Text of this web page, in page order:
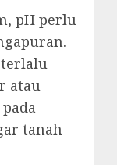
pH perlu
terlalu
atau
tanah